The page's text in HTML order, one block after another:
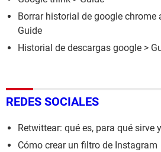
Borrar historial de google
Guide
Historial de descargas google >
REDES SOCIALES
Retwittear: qué es, para qué sirve
Cómo crear un filtro de Instagram